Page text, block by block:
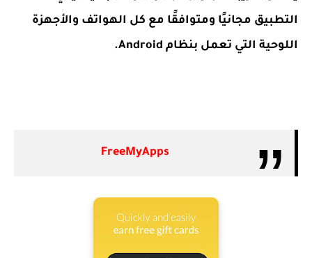
التطبيق مجانيًا ومتوافقًا مع كل الهواتف والأجهزة
اللوحية التي تعمل بنظام Android.
FreeMyApps